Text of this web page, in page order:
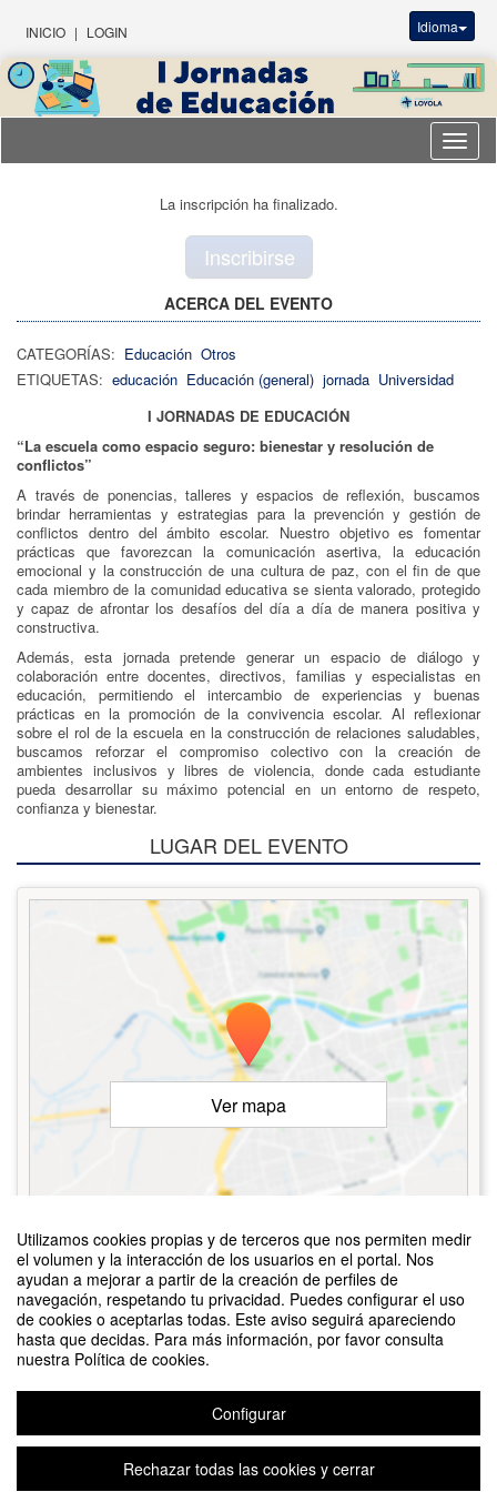
Utilizamos cookies propias y de terceros que nos permiten medir
el volumen y la interacción de los usuarios en el portal. Nos
ayudan a mejorar a partir de la creación de perfiles de
navegación, respetando tu privacidad. Puedes configurar el uso
de cookies o aceptarlas todas. Este aviso seguirá apareciendo
hasta que decidas. Para más información, por favor consulta
nuestra Política de cookies.
Configurar
Rechazar todas las cookies y cerrar
INICIO | LOGIN Idioma
Idioma
La inscripción ha finalizado.
Inscribirse
ACERCA DEL EVENTO
CATEGORÍAS: Educación Otros
ETIQUETAS: educación Educación (general) jornada Universidad
I JORNADAS DE EDUCACIÓN
“La escuela como espacio seguro: bienestar y resolución de
conflictos”
A través de ponencias, talleres y espacios de reflexión, buscamos
brindar herramientas y estrategias para la prevención y gestión de
conflictos dentro del ámbito escolar. Nuestro objetivo es fomentar
prácticas que favorezcan la comunicación asertiva, la educación
emocional y la construcción de una cultura de paz, con el fin de que
cada miembro de la comunidad educativa se sienta valorado, protegido
y capaz de afrontar los desafíos del día a día de manera positiva y
constructiva.
Además, esta jornada pretende generar un espacio de diálogo y
colaboración entre docentes, directivos, familias y especialistas en
educación, permitiendo el intercambio de experiencias y buenas
prácticas en la promoción de la convivencia escolar. Al reflexionar
sobre el rol de la escuela en la construcción de relaciones saludables,
buscamos reforzar el compromiso colectivo con la creación de
ambientes inclusivos y libres de violencia, donde cada estudiante
pueda desarrollar su máximo potencial en un entorno de respeto,
confianza y bienestar.
LUGAR DEL EVENTO
Ver mapa
La inscripción ha finalizado.
Inscribirse
Aviso legal|Contacto Plataforma de organización de eventos Symposium